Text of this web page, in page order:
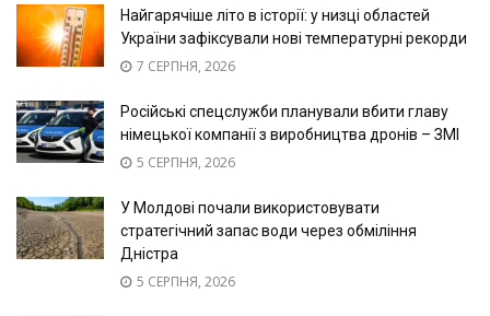
Найгарячіше літо в історії: у низці областей
України зафіксували нові температурні рекорди
7 СЕРПНЯ, 2026
Російські спецслужби планували вбити главу
німецької компанії з виробництва дронів – ЗМІ
5 СЕРПНЯ, 2026
У Молдові почали використовувати
стратегічний запас води через обміління
Дністра
5 СЕРПНЯ, 2026